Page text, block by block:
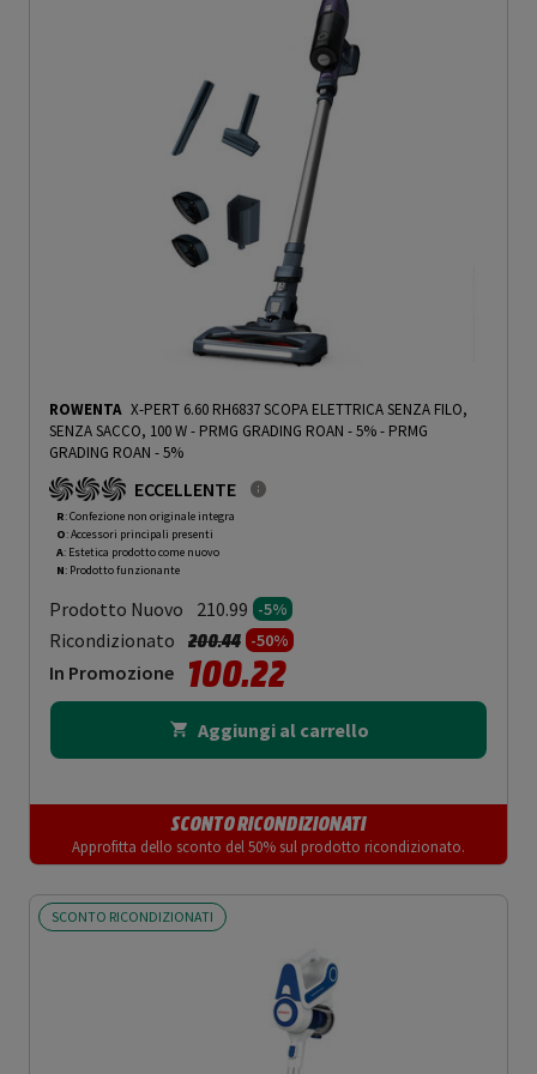
ROWENTA X-PERT 6.60 RH6837 SCOPA ELETTRICA SENZA FILO,
SENZA SACCO, 100 W - PRMG GRADING ROAN - 5%- PRMG
GRADING ROAN - 5%
ECCELLENTE
R: Confezione non originale integra
O: Accessori principali presenti
A: Estetica prodotto come nuovo
N: Prodotto funzionante
Prodotto Nuovo 210.99 -5%
Ricondizionato Prezzo ridotto da
200.44a-50%
In Promozione 100.22
Aggiungi al carrello
SCONTO RICONDIZIONATI
Approfitta dello sconto del 50% sul prodotto ricondizionato.
SCONTO RICONDIZIONATI